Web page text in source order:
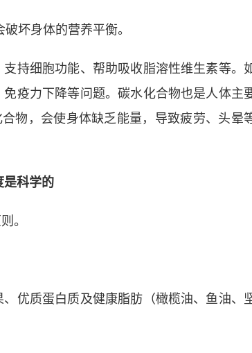
坏身体的营养平衡。
持细胞功能、帮助吸收脂溶性维生素等。
疫力下降等问题。碳水化合物也是人体主
物，会使身体缺乏能量，导致疲劳、头晕
是科学的
。
优质蛋白质及健康脂肪（橄榄油、鱼油、